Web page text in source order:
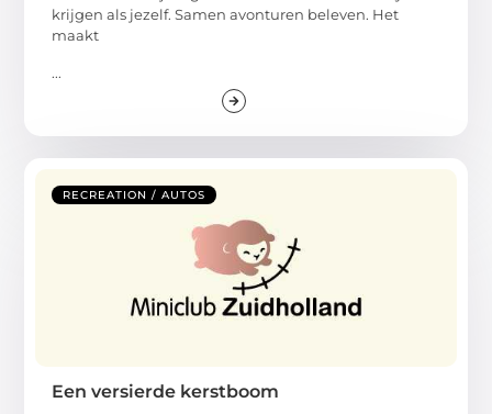
krijgen als jezelf. Samen avonturen beleven. Het
maakt
...
RECREATION / AUTOS
Een versierde kerstboom